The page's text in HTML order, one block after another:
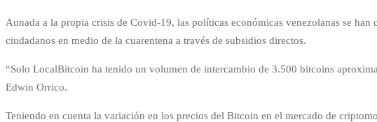
Aunada a la propia crisis de Covid-19, las políticas económicas venezolanas se
ciudadanos en medio de la cuarentena a través de subsidios directos.
“Solo LocalBitcoin ha tenido un volumen de intercambio de 3.500 bitcoins
Edwin Orrico.
Teniendo en cuenta la variación en los precios del Bitcoin en el mercado de